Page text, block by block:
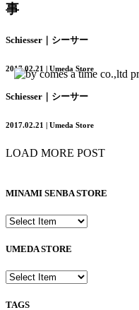
事
Schiesser｜シーサー
2017.02.21 | Umeda Store
Schiesser｜シーサー
2017.02.21 | Umeda Store
LOAD MORE POST
MINAMI SENBA STORE
UMEDA STORE
TAGS